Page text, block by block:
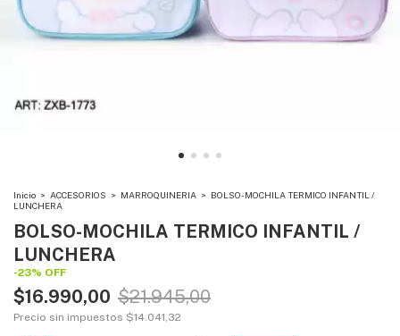
Inicio > ACCESORIOS > MARROQUINERIA > BOLSO-MOCHILA TERMICO INFANTIL /
LUNCHERA
BOLSO-MOCHILA TERMICO INFANTIL /
LUNCHERA
-23% OFF
$16.990,00 $21.945,00
Precio sin impuestos $14.041,32